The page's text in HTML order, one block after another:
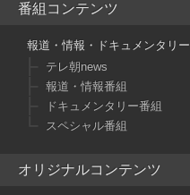
番組コンテンツ
報道・情報・ドキュメンタリー
テレ朝news
報道・情報番組
ドキュメンタリー番組
スペシャル番組
オリジナルコンテンツ